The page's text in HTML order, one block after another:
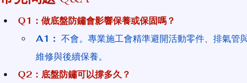
Q1：做底盤防鏽會影響保養或保固嗎？
A1： 不會。專業施工會精準避開活動零件、排氣管
維修與後續保養。
Q2：底盤防鏽可以撐多久？